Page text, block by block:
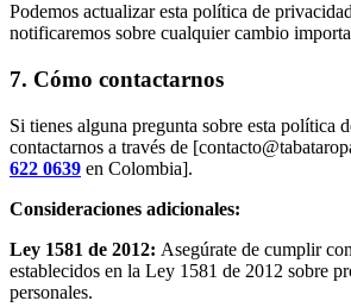
Podemos actualizar esta política de
notificaremos sobre cualquier cambio
7. Cómo contactarnos
Si tienes alguna pregunta sobre esta política
contactarnos a través de
622 0639 en Colombia].
Consideraciones adicionales:
Ley 1581 de 2012: Asegúrate de cumplir
establecidos en la Ley 1581 de 2012 sobre
personales.